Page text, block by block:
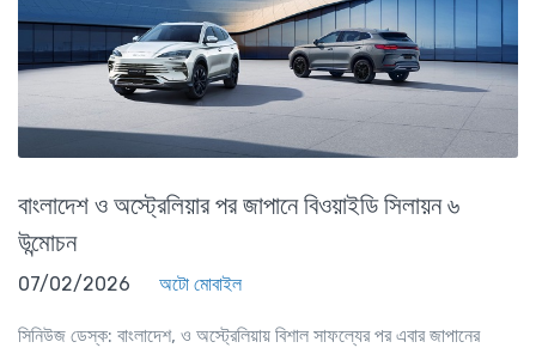
বাংলাদেশ ও অস্ট্রেলিয়ার পর জাপানে বিওয়াইডি সিলায়ন ৬
উন্মোচন
07/02/2026 অটো মোবাইল
সিনিউজ ডেস্ক: বাংলাদেশ, ও অস্ট্রেলিয়ায় বিশাল সাফল্যের পর এবার জাপানের